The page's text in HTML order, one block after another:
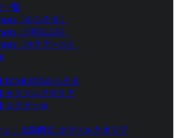
覧
（からそる）
（QUALIA）
（コクテール）
IZAKAYAからそる
カラソルクオリア
コクテール
：池袋西口 カラソルクオリア